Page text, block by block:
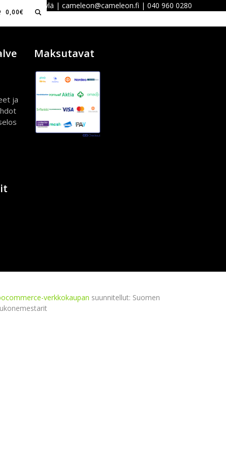
40100 Jyväskylä | cameleon@cameleon.fi | 040 960 0280
0,00€
ja
Maksutavat
verkkokaupan suunnitellut: Suomen